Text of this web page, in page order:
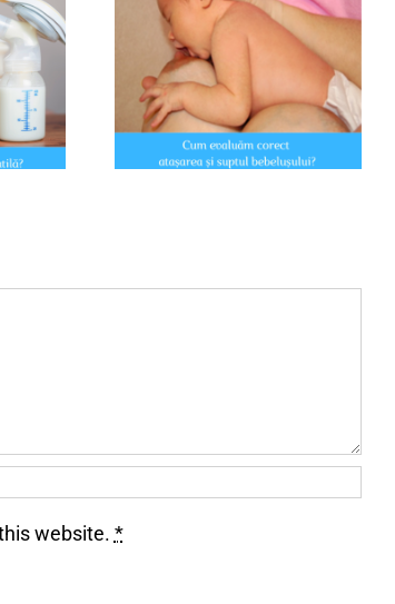
poziția și
la san?
Laptele matern e suficient: de
ce să eviți suplimentarea cu
lapte praf
website. *